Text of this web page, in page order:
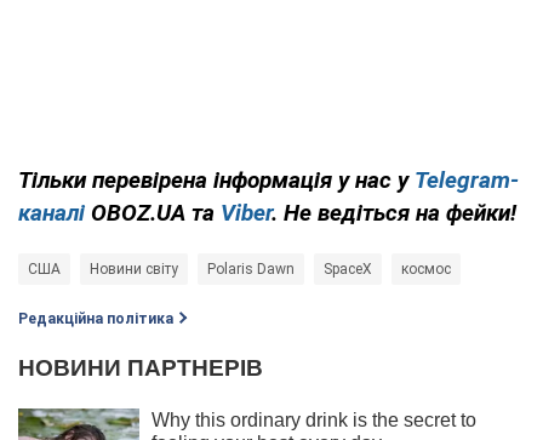
Тільки перевірена інформація у нас у Telegram-
каналі OBOZ.UA та Viber. Не ведіться на фейки!
США Новини світу Polaris Dawn SpaceX космос
Редакційна політика